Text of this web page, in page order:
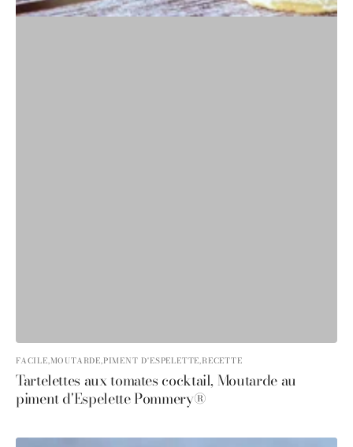
FACILE,MOUTARDE,PIMENT D'ESPELETTE,RECETTE
Tartelettes aux tomates cocktail, Moutarde au
piment d'Espelette Pommery®